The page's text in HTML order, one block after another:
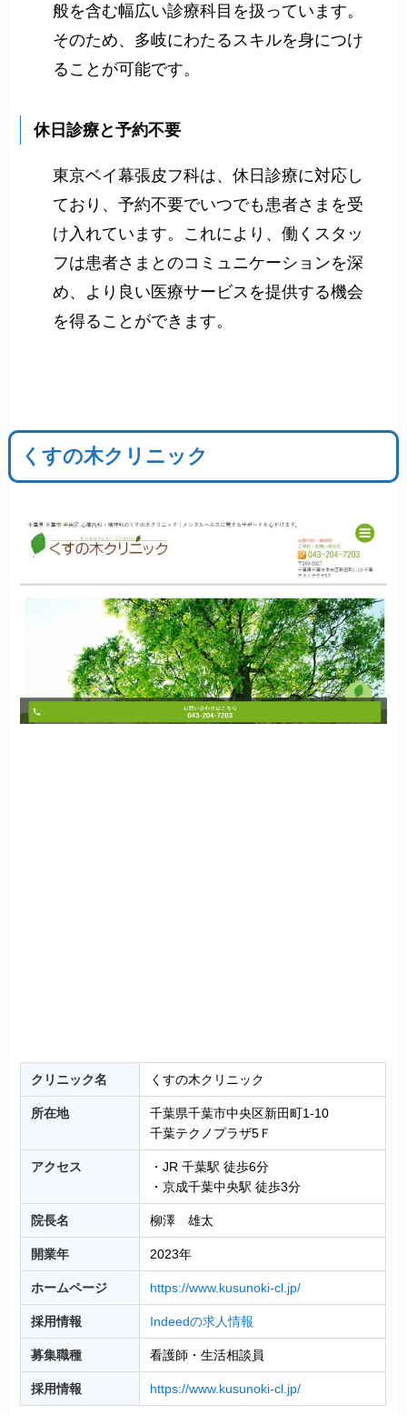
般を含む幅広い診療科目を扱っています。
そのため、多岐にわたるスキルを身につけ
ることが可能です。
休日診療と予約不要
東京ベイ幕張皮フ科は、休日診療に対応し
ており、予約不要でいつでも患者さまを受
け入れています。これにより、働くスタッ
フは患者さまとのコミュニケーションを深
め、より良い医療サービスを提供する機会
を得ることができます。
くすの木クリニック
クリニック名 くすの木クリニック
所在地
千葉県千葉市中央区新田町1-10
千葉テクノプラザ5Ｆ
アクセス
・JR 千葉駅 徒歩6分
・京成千葉中央駅 徒歩3分
院長名 柳澤 雄太
開業年 2023年
ホームページ https://www.kusunoki-cl.jp/
採用情報 Indeedの求人情報
募集職種 看護師・生活相談員
採用情報 https://www.kusunoki-cl.jp/